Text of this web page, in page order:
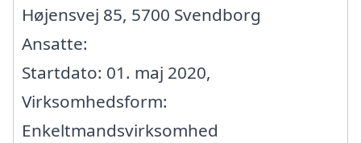
Højensvej 85, 5700 Svendborg
Ansatte:
Startdato: 01. maj 2020,
Virksomhedsform:
Enkeltmandsvirksomhed